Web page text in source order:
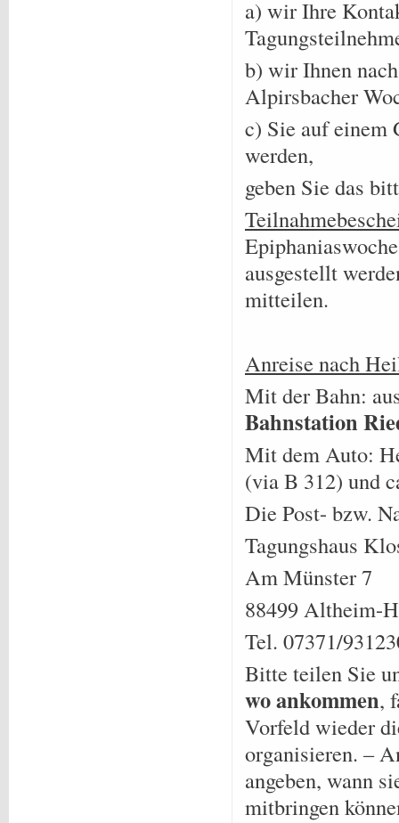
a) wir Ihre
b) wir Ihnen
Alpirsbacher
c) Sie auf einem
werden,
geben Sie das
ausgestellt
mitteilen.
Anreise nach
Mit der Bahn:
Bahnstation
Mit dem Auto:
(via B 312) und
Die Post- bzw.
Tagungshaus
Am Münster 7
88499 Altheim-
Tel. 07371/
Bitte teilen Sie
wo ankommen,
Vorfeld wieder
organisie­ren. –
angeben, wann
mitbringen